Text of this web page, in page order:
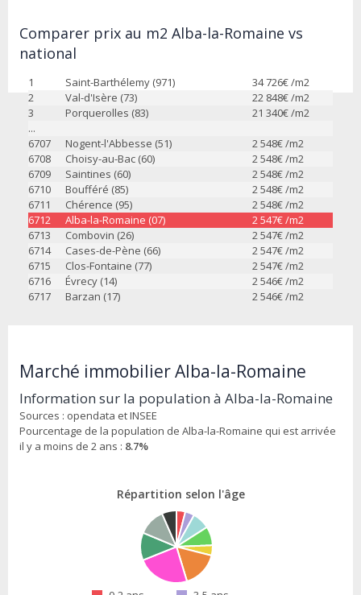
Comparer prix au m2 Alba-la-Romaine vs
national
1 Saint-Barthélemy (971) 34 726€ /m2
2
Val-d'Isère (73) 22 848€ /m2
3
Porquerolles (83) 21 340€ /m2
...
6707
Nogent-l'Abbesse (51) 2 548€ /m2
6708
Choisy-au-Bac (60) 2 548€ /m2
6709
Saintines (60) 2 548€ /m2
6710
Boufféré (85) 2 548€ /m2
6711
Chérence (95) 2 548€ /m2
6712
Alba-la-Romaine (07) 2 547€ /m2
6713
Combovin (26) 2 547€ /m2
6714
Cases-de-Pène (66) 2 547€ /m2
6715
Clos-Fontaine (77) 2 547€ /m2
6716
Évrecy (14) 2 546€ /m2
6717
Barzan (17) 2 546€ /m2
Marché immobilier Alba-la-Romaine
Information sur la population à Alba-la-Romaine
Sources : opendata et INSEE
Pourcentage de la population de Alba-la-Romaine qui est arrivée
il y a moins de 2 ans : 8.7%
Répartition selon l'âge